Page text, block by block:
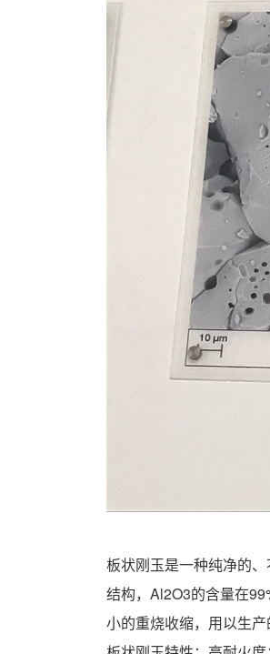
板状刚玉是一种纯净的
结构，Al2O3的含量在
小的重烧收缩，用以生